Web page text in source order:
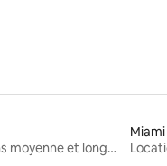
Locations moyenne et longue durée
Miami